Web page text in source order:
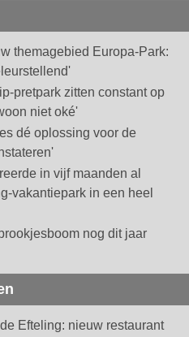
themagebied Europa-Park:
pretpark zitten constant op
niet oké'
dé oplossing voor de
in vijf maanden al
vakantiepark in een heel
nog dit jaar
Efteling: nieuw restaurant